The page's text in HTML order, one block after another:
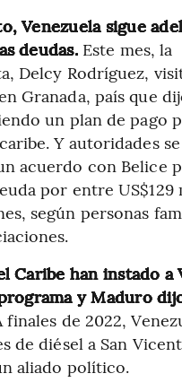
Venezuela sigue
deudas.Este mes, la
Delcy Rodríguez,
Granada, país que
un plan de pago
Y autoridades
acuerdo con Belice
por entre US$129
según personas
Caribe han instado a
y Maduro
finales de 2022,
de diésel a San
aliado político.